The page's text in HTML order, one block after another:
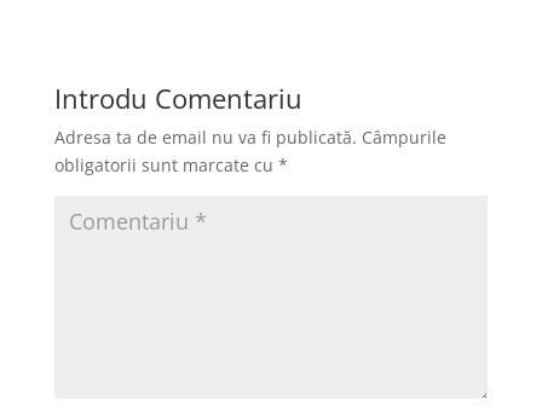
Introdu Comentariu
Adresa ta de email nu va fi publicată. Câmpurile
obligatorii sunt marcate cu *